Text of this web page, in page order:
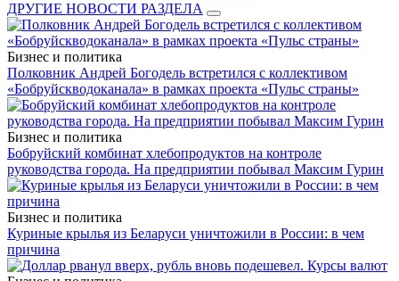
ДРУГИЕ НОВОСТИ РАЗДЕЛА
Бизнес и политика
Полковник Андрей Богодель встретился с коллективом
«Бобруйскводоканала» в рамках проекта «Пульс страны»
Бизнес и политика
Бобруйский комбинат хлебопродуктов на контроле
руководства города. На предприятии побывал Максим Гурин
Бизнес и политика
Куриные крылья из Беларуси уничтожили в России: в чем
причина